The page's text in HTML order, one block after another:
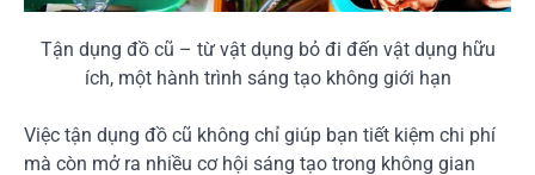
Tận dụng đồ cũ – từ vật dụng bỏ đi đến vật dụng hữu
ích, một hành trình sáng tạo không giới hạn
Việc tận dụng đồ cũ không chỉ giúp bạn tiết kiệm chi phí
mà còn mở ra nhiều cơ hội sáng tạo trong không gian